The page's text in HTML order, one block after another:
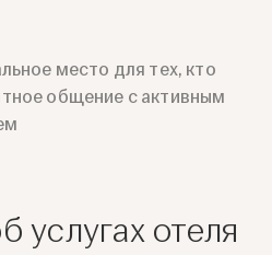
место для тех, кто
общение с активным
услугах отеля